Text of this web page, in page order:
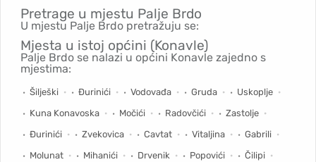
Pretrage u mjestu Palje Brdo
U mjestu Palje Brdo pretražuju se:
Mjesta u istoj općini (Konavle)
Palje Brdo se nalazi u općini Konavle zajedno s
mjestima:
Šilješki Đurinići Vodovađa Gruda
Uskoplje
Kuna Konavoska
Močići Radovčići
Zastolje
Đurinići
Zvekovica Cavtat Vitaljina
Gabrili
Molunat
Mihanići Drvenik Popovići
Čilipi